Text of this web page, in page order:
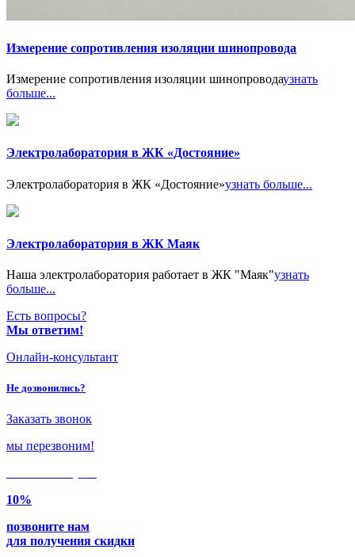
Измерение сопротивления изоляции шинопровода
Измерение сопротивления изоляции шинопроводаузнать
больше...
Электролаборатория в ЖК «Достояние»
Электролаборатория в ЖК «Достояние»узнать больше...
Электролаборатория в ЖК Маяк
Наша электролаборатория работает в ЖК "Маяк"узнать
больше...
Есть вопросы?
Мы ответим!
Онлайн-консультант
Не дозвонились?
Заказать звонок
мы перезвоним!
10%
позвоните нам
для получения скидки